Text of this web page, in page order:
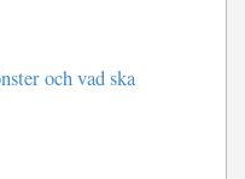
och vad ska